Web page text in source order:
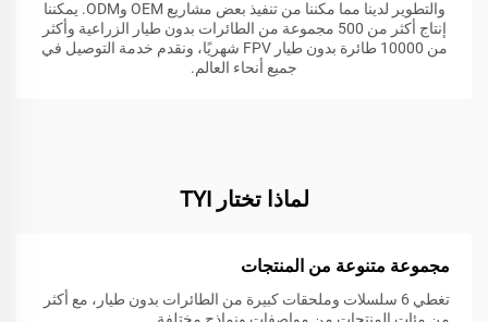
والتطوير لدينا مما مكننا من تنفيذ بعض مشاريع OEM وODM. يمكننا
إنتاج أكثر من 500 مجموعة من الطائرات بدون طيار الزراعية وأكثر
من 10000 طائرة بدون طيار FPV شهريًا، ونقدم خدمة التوصيل في
جميع أنحاء العالم.
لماذا تختار TYI
مجموعة متنوعة من المنتجات
تغطي 6 سلسلات وملحقات كبيرة من الطائرات بدون طيار، مع أكثر
من مئات المنتجات من مواصفات ونماذج مختلفة.